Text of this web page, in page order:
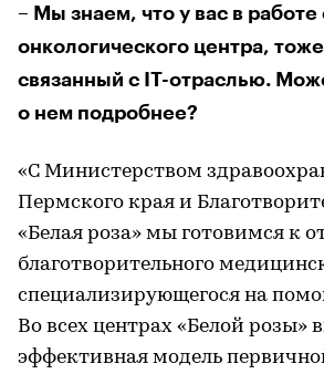
– Мы знаем, что у вас в
онкологического центра,
связанный с IT-отраслью.
о нем подробнее?
«С Министерством
Пермского края и
«Белая роза» мы готовимся к
благотворительного
специализирующегося на
Во всех центрах «Белой розы»
эффективная модель